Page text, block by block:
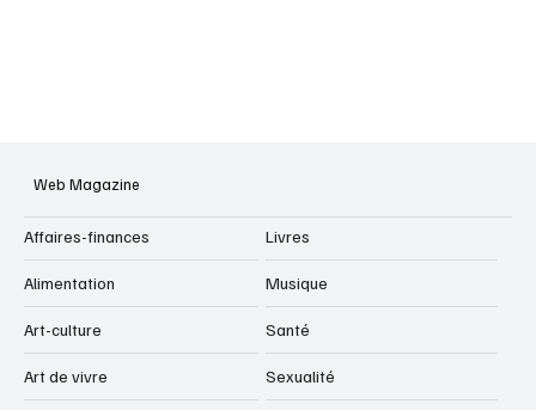
Web Magazine
Affaires-finances
Alimentation
Art-culture
Art de vivre
Livres
Musique
Santé
Sexualité